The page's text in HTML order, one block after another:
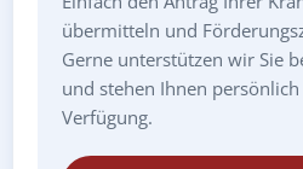
übermitteln und
Gerne unterstützen wir Sie
und stehen Ihnen
Verfügung.